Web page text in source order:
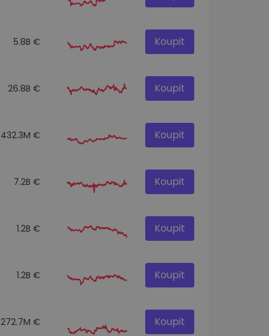
5.8B € Koupit
26.8B € Koupit
432.3M € Koupit
7.2B € Koupit
1.2B € Koupit
1.2B € Koupit
272.7M € Koupit